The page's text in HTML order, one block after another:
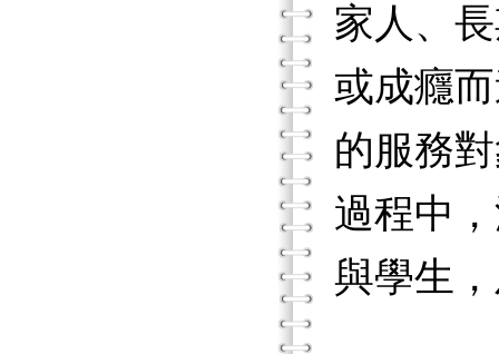
家人、
或成癮
的服務
過程中
與學生